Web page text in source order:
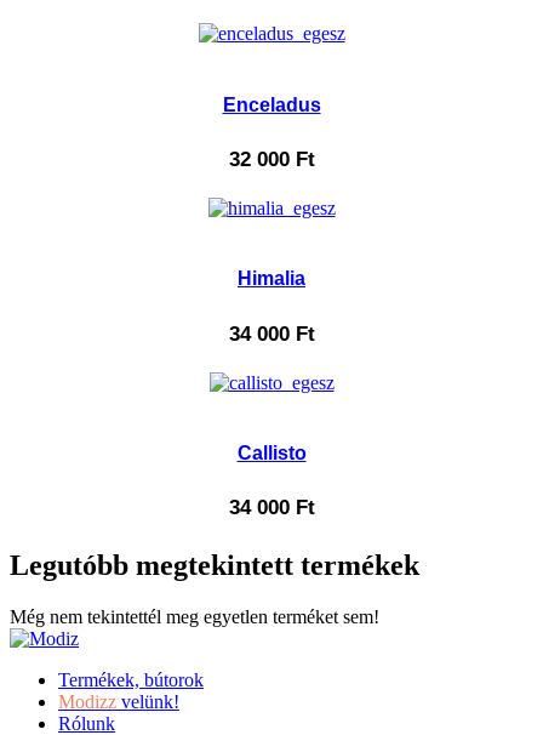
Enceladus
32 000 Ft
Himalia
34 000 Ft
Callisto
34 000 Ft
Legutóbb megtekintett termékek
Még nem tekintettél meg egyetlen terméket sem!
Termékek, bútorok
Modizz velünk!
Rólunk